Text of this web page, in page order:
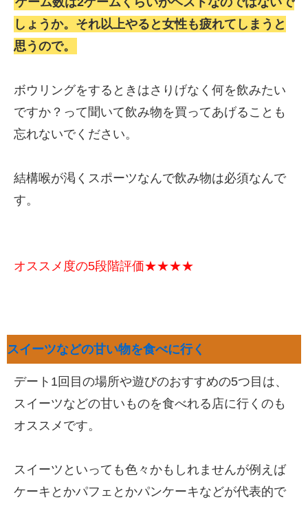
しょうか。それ以上やると女性も疲れてしまうと
思うので。
ボウリングをするときはさりげなく何を飲みたい
ですか？って聞いて飲み物を買ってあげることも
忘れないでください。
結構喉が渇くスポーツなんで飲み物は必須なんで
す。
オススメ度の5段階評価★★★★
スイーツなどの甘い物を食べに行く
デート1回目の場所や遊びのおすすめの5つ目は、
スイーツなどの甘いものを食べれる店に行くのも
オススメです。
スイーツといっても色々かもしれませんが例えば
ケーキとかパフェとかパンケーキなどが代表的で